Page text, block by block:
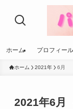
ホーム プロフィール
ホーム 2021年 6月
2021年6月